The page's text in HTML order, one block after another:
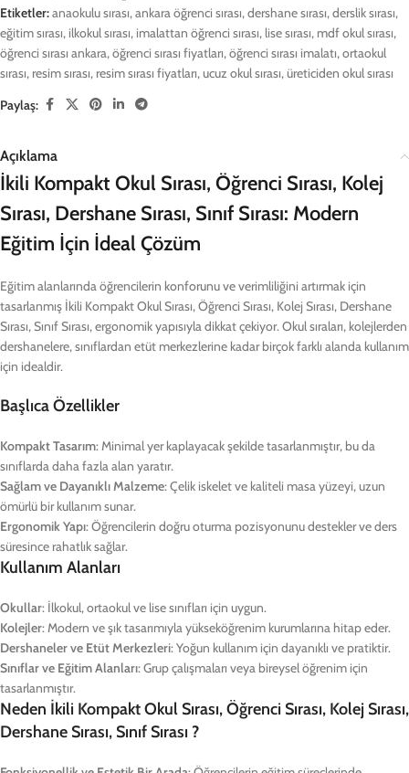
Etiketler:anaokulu sırası,ankara öğrenci sırası,dershane sırası,derslik sırası,
eğitim sırası, ilkokul sırası, imalattan öğrenci sırası, lise sırası, mdf okul sırası,
öğrenci sırası ankara,öğrenci sırası fiyatları,öğrenci sırası imalatı,ortaokul
sırası, resim sırası, resim sırası fiyatları,ucuz okul sırası,üreticiden okul sırası
Paylaş:
Açıklama
İkili Kompakt Okul Sırası, Öğrenci Sırası, Kolej
Sırası, Dershane Sırası, Sınıf Sırası: Modern
Eğitim İçin İdeal Çözüm
Eğitim alanlarında öğrencilerin konforunu ve verimliliğini artırmak için
tasarlanmış İkili Kompakt Okul Sırası, Öğrenci Sırası, Kolej Sırası, Dershane
Sırası, Sınıf Sırası, ergonomik yapısıyla dikkat çekiyor. Okul sıraları, kolejlerden
dershanelere, sınıflardan etüt merkezlerine kadar birçok farklı alanda kullanım
için idealdir.
Başlıca Özellikler
Kompakt Tasarım: Minimal yer kaplayacak şekilde tasarlanmıştır, bu da
sınıflarda daha fazla alan yaratır.
Sağlam ve Dayanıklı Malzeme: Çelik iskelet ve kaliteli masa yüzeyi, uzun
ömürlü bir kullanım sunar.
Ergonomik Yapı: Öğrencilerin doğru oturma pozisyonunu destekler ve ders
süresince rahatlık sağlar.
Kullanım Alanları
Okullar: İlkokul, ortaokul ve lise sınıfları için uygun.
Kolejler: Modern ve şık tasarımıyla yükseköğrenim kurumlarına hitap eder.
Dershaneler ve Etüt Merkezleri: Yoğun kullanım için dayanıklı ve pratiktir.
Sınıflar ve Eğitim Alanları: Grup çalışmaları veya bireysel öğrenim için
tasarlanmıştır.
Neden İkili Kompakt Okul Sırası, Öğrenci Sırası, Kolej Sırası,
Dershane Sırası, Sınıf Sırası ?